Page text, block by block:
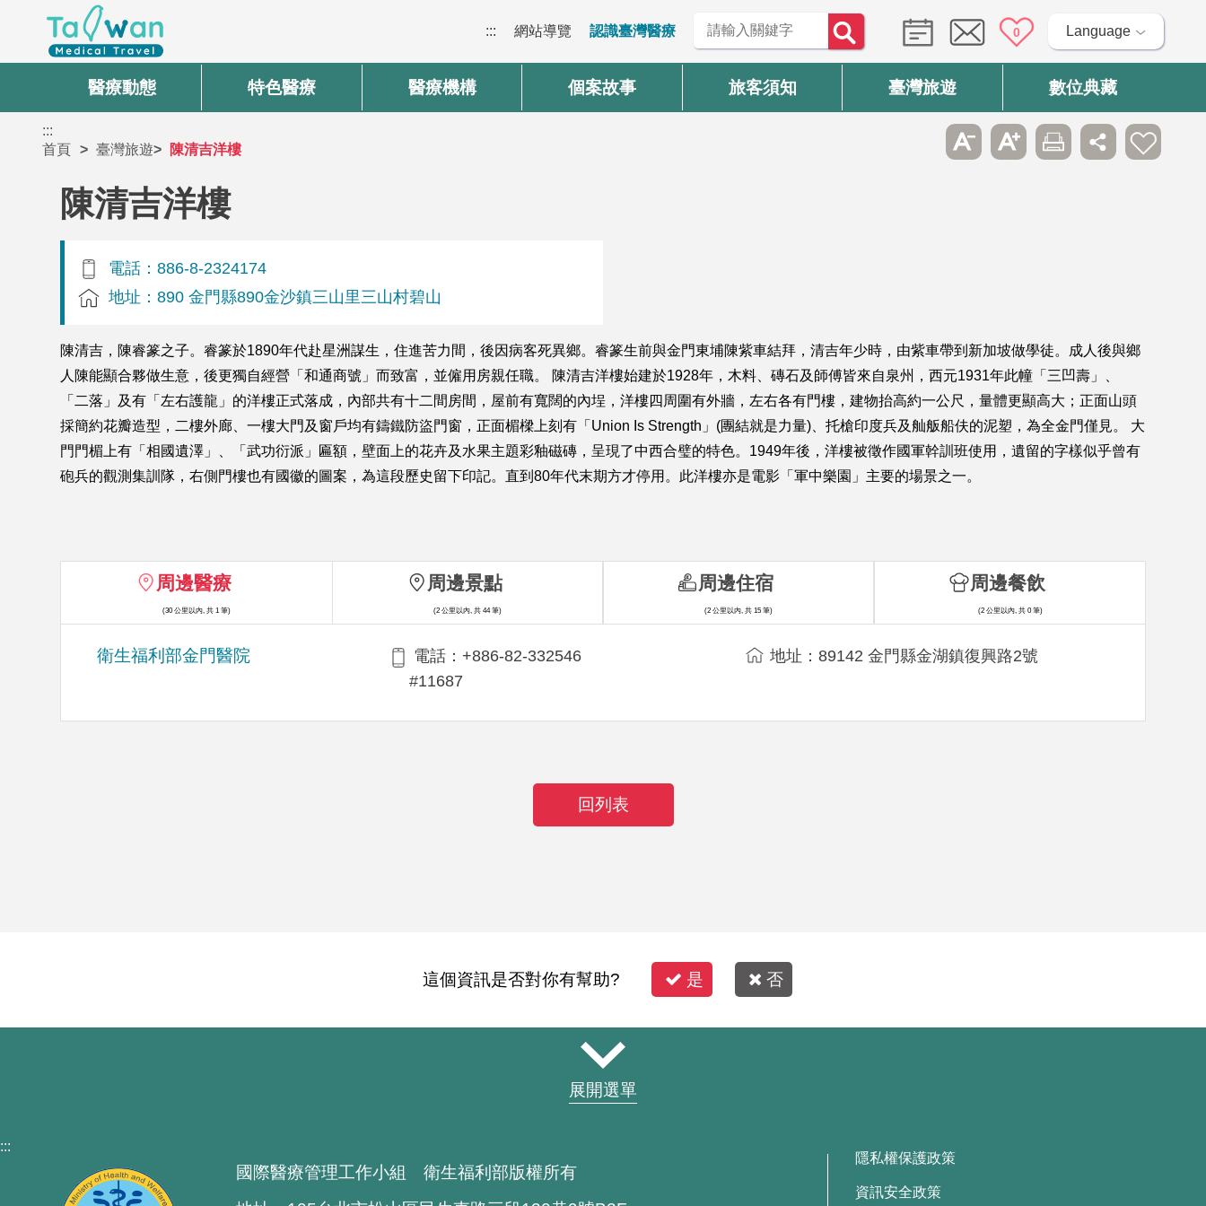
::: 網站導覽 認識臺灣醫療 0 Language
醫療動態 特色醫療 醫療機構 個案故事 旅客須知 臺灣旅遊 數位典藏
:::
首頁
臺灣旅遊 陳清吉洋樓
陳清吉洋樓
電話：886-8-2324174
地址：890 金門縣890金沙鎮三山里三山村碧山
陳清吉，陳睿篆之子。睿篆於1890年代赴星洲謀生，住進苦力間，後因病客死異鄉。睿篆生前與金門東埔陳紫車結拜，清吉年少時，由紫車帶到新加坡做學徒。成人後與鄉
人陳能顯合夥做生意，後更獨自經營「和通商號」而致富，並僱用房親任職。 陳清吉洋樓始建於1928年，木料、磚石及師傅皆來自泉州，西元1931年此幢「三凹壽」、
「二落」及有「左右護龍」的洋樓正式落成，內部共有十二間房間，屋前有寬闊的內埕，洋樓四周圍有外牆，左右各有門樓，建物抬高約一公尺，量體更顯高大；正面山頭
採簡約花瓣造型，二樓外廊、一樓大門及窗戶均有鑄鐵防盜門窗，正面楣樑上刻有「Union Is Strength」(團結就是力量)、托槍印度兵及舢舨船伕的泥塑，為全金門僅見。 大
門門楣上有「相國遺澤」、「武功衍派」匾額，壁面上的花卉及水果主題彩釉磁磚，呈現了中西合璧的特色。1949年後，洋樓被徵作國軍幹訓班使用，遺留的字樣似乎曾有
砲兵的觀測集訓隊，右側門樓也有國徽的圖案，為這段歷史留下印記。直到80年代末期方才停用。此洋樓亦是電影「軍中樂園」主要的場景之一。
周邊醫療
(30 公里以內, 共 1 筆)
衛生福利部金門醫院
電話：+886-82-332546
#11687
地址：89142 金門縣金湖鎮復興路2號
周邊景點
(2 公里以內, 共 44 筆)
周邊住宿
(2 公里以內, 共 15 筆)
周邊餐飲
(2 公里以內, 共 0 筆)
回列表
這個資訊是否對你有幫助? 是 否
展開選單
:::
國際醫療管理工作小組 衛生福利部版權所有
隱私權保護政策
資訊安全政策